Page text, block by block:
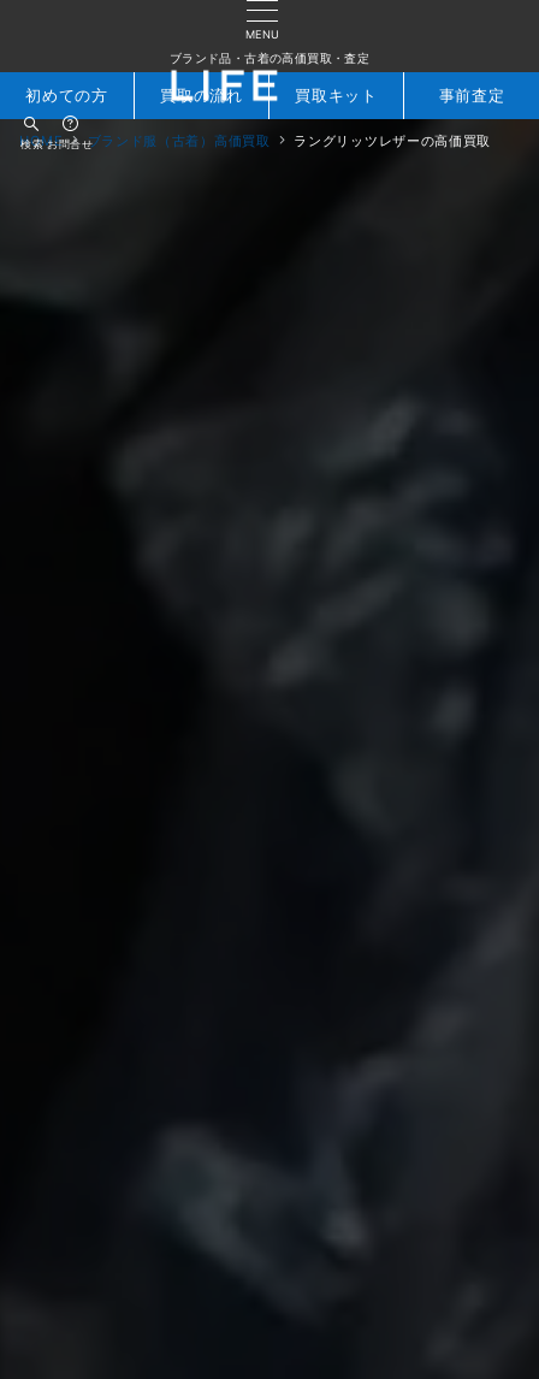
MENU
ブランド品・古着の高価買取・査定
検索 お問合せ
初めての方 買取の流れ 買取キット 事前査定
HOME ブランド服（古着）高価買取 ラングリッツレザーの高価買取